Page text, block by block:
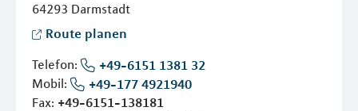
64293 Darmstadt
Route planen
Telefon:
+49-6151 1381 32
Mobil:
+49-177 4921940
Fax: +49-6151-138181